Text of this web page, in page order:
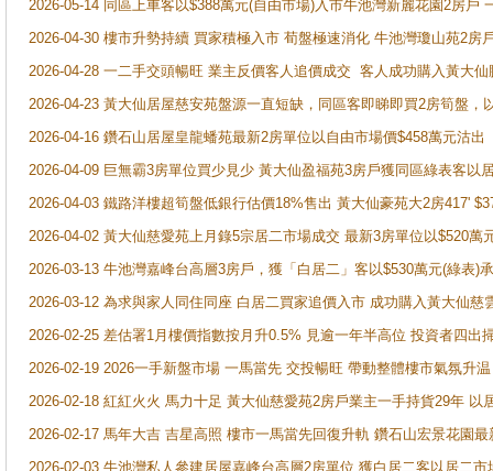
2026-05-14 同區上車客以$388萬元(自由市場)入市牛池灣新麗花園2房戶
2026-04-30 樓市升勢持續 買家積極入市 荀盤極速消化 牛池灣瓊山苑2房
2026-04-28 一二手交頭暢旺 業主反價客人追價成交 客人成功購入黃大
2026-04-23 黃大仙居屋慈安苑盤源一直短缺，同區客即睇即買2房筍盤，
2026-04-16 鑽石山居屋皇龍蟠苑最新2房單位以自由市場價$458萬元沽出
2026-04-09 巨無霸3房單位買少見少 黃大仙盈福苑3房戶獲同區綠表客以
2026-04-03 鐵路洋樓超筍盤低銀行估價18%售出 黃大仙豪苑大2房417'
2026-04-02 黃大仙慈愛苑上月錄5宗居二市場成交 最新3房單位以$520萬
2026-03-13 牛池灣嘉峰台高層3房戶，獲「白居二」客以$530萬元(綠表)
2026-03-12 為求與家人同住同座 白居二買家追價入市 成功購入黃大仙
2026-02-25 差估署1月樓價指數按月升0.5% 見逾一年半高位 投資者四
2026-02-19 2026一手新盤市場 一馬當先 交投暢旺 帶動整體樓市氣氛升
2026-02-18 紅紅火火 馬力十足 黃大仙慈愛苑2房戶業主一手持貨29年 以
2026-02-17 馬年大吉 吉星高照 樓市一馬當先回復升軌 鑽石山宏景花園
2026-02-03 牛池灣私人參建居屋嘉峰台高層2房單位 獲白居二客以居二市